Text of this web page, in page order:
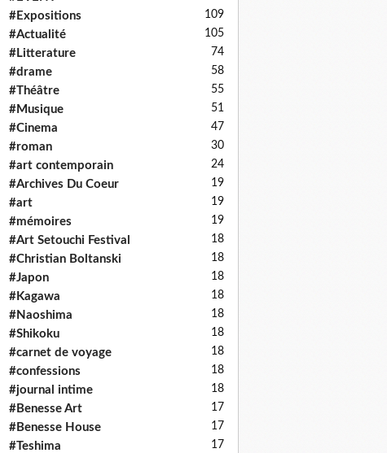
#Expositions 109
#Actualité 105
#Litterature 74
#drame 58
#Théâtre 55
#Musique 51
#Cinema 47
#roman 30
#art contemporain 24
#Archives Du Coeur 19
#art 19
#mémoires 19
#Art Setouchi Festival 18
#Christian Boltanski 18
#Japon 18
#Kagawa 18
#Naoshima 18
#Shikoku 18
#carnet de voyage 18
#confessions 18
#journal intime 18
#Benesse Art 17
#Benesse House 17
#Teshima 17